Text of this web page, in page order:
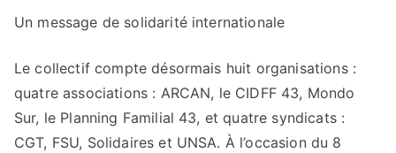
Un message de solidarité internationale
Le collectif compte désormais huit organisations :
quatre associations : ARCAN, le CIDFF 43, Mondo
Sur, le Planning Familial 43, et quatre syndicats :
CGT, FSU, Solidaires et UNSA. À l’occasion du 8